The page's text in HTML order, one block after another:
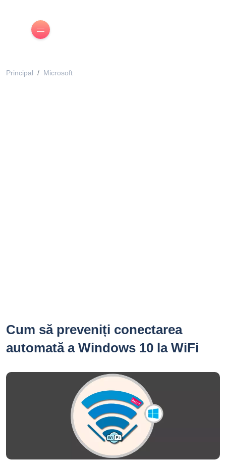
Principal Microsoft
Cum să preveniți conectarea
automată a Windows 10 la WiFi